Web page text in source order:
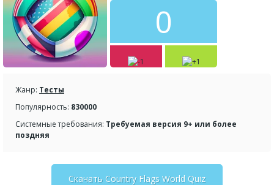
0
Жанр: Тесты
Популярность: 830000
Системные требования: Требуемая версия 9+ или более
поздняя
Скачать Country Flags World Quiz